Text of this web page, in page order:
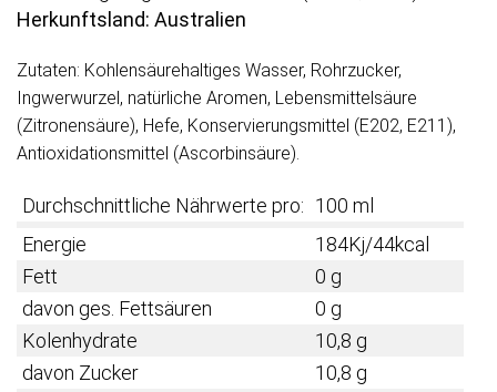
Herkunftsland: Australien
Zutaten: Kohlensäurehaltiges Wasser, Rohrzucker,
Ingwerwurzel, natürliche Aromen, Lebensmittelsäure
(Zitronensäure), Hefe, Konservierungsmittel (E202, E211),
Antioxidationsmittel (Ascorbinsäure).
Durchschnittliche Nährwerte pro: 100 ml
Energie
184Kj/44kcal
Fett
0 g
davon ges. Fettsäuren
0 g
Kolenhydrate
10,8 g
davon Zucker
10,8 g